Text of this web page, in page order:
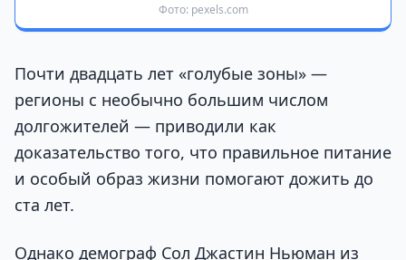
Фото: pexels.com
Почти двадцать лет «голубые зоны» —
регионы с необычно большим числом
долгожителей — приводили как
доказательство того, что правильное питание
и особый образ жизни помогают дожить до
ста лет.
Однако демограф Сол Джастин Ньюман из